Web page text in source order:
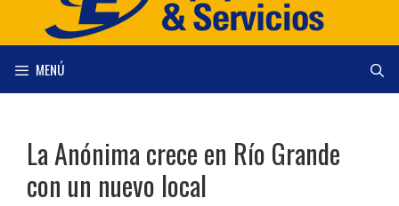
MENÚ
La Anónima crece en Río Grande
con un nuevo local